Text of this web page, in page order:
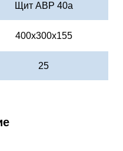
Щит АВР 40а
400х300х155
25